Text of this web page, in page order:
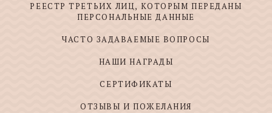
РЕЕСТР ТРЕТЬИХ ЛИЦ, КОТОРЫМ ПЕРЕДАНЫ
ПЕРСОНАЛЬНЫЕ ДАННЫЕ
ЧАСТО ЗАДАВАЕМЫЕ ВОПРОСЫ
НАШИ НАГРАДЫ
СЕРТИФИКАТЫ
ОТЗЫВЫ И ПОЖЕЛАНИЯ